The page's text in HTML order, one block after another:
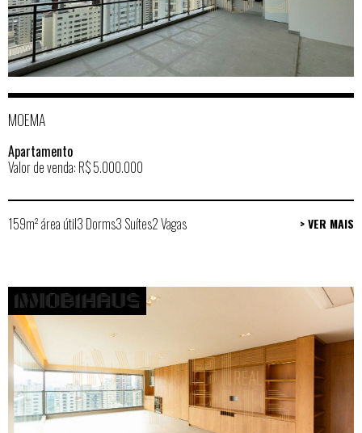
MOEMA
Apartamento
Valor de venda: R$ 5.000.000
159m² área útil3 Dorms3 Suítes2 Vagas > VER MAIS